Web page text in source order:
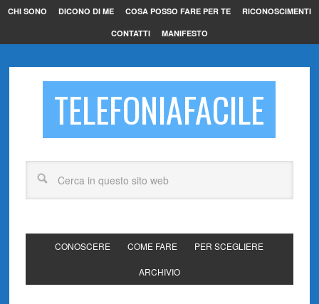
CHI SONO DICONO DI ME COSA POSSO FARE PER TE RICONOSCIMENTI
CONTATTI MANIFESTO
TELEFONIAFACILE
CONOSCERE COME FARE PER SCEGLIERE
ARCHIVIO